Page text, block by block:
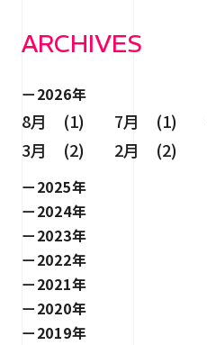
ARCHIVES
2026年
8月 (1) 7月 (1)
3月 (2)
2月 (2)
2025年
2024年
2023年
2022年
2021年
2020年
2019年